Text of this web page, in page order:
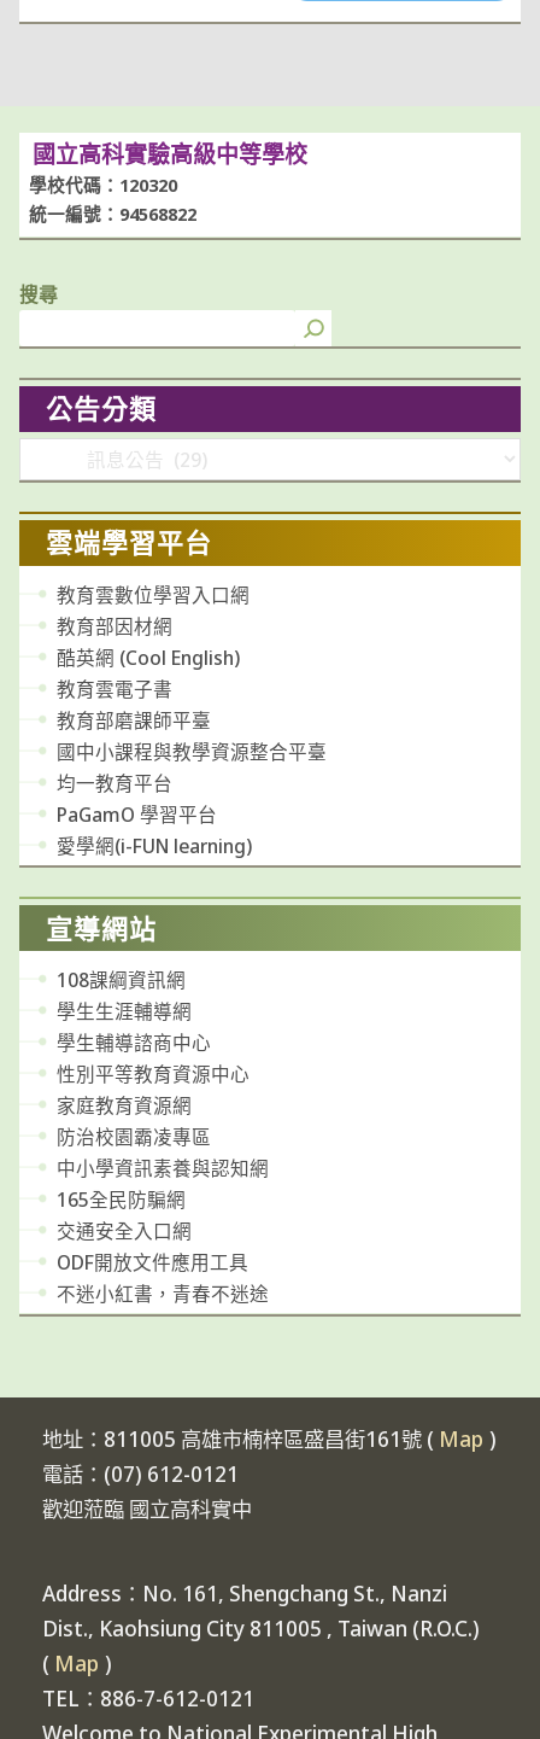
國立高科實驗高級中等學校
學校代碼：120320
統一編號：94568822
搜尋
公告分類
類
雲端學習平台
教育雲數位學習入口網
教育部因材網
酷英網 (Cool English)
教育雲電子書
教育部磨課師平臺
國中小課程與教學資源整合平臺
均一教育平台
PaGamO 學習平台
愛學網(i-FUN learning)
宣導網站
108課綱資訊網
學生生涯輔導網
學生輔導諮商中心
性別平等教育資源中心
家庭教育資源網
防治校園霸凌專區
中小學資訊素養與認知網
165全民防騙網
交通安全入口網
ODF開放文件應用工具
不迷小紅書，青春不迷途
地址：811005 高雄市楠梓區盛昌街161號 ( Map )
電話：(07) 612-0121
歡迎蒞臨 國立高科實中
Address：No. 161, Shengchang St., Nanzi
Dist., Kaohsiung City 811005 , Taiwan (R.O.C.)
( Map )
TEL：886-7-612-0121